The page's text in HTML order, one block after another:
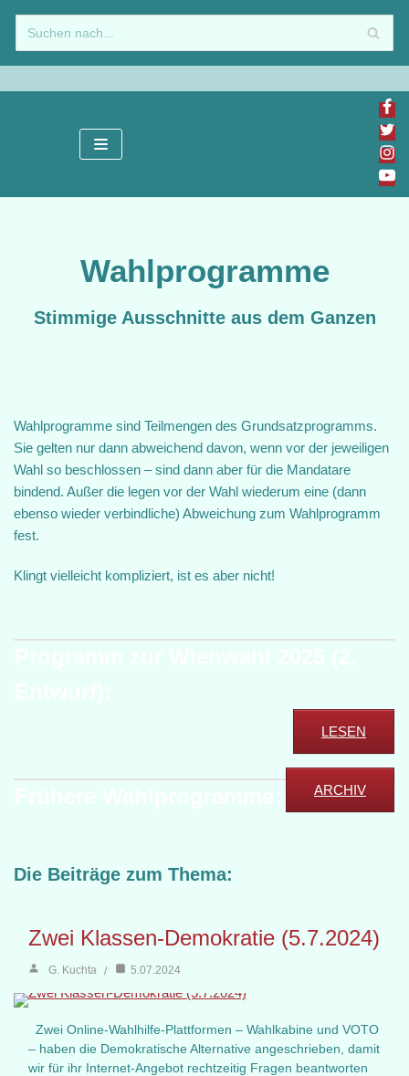
Zum
Inhalt
springen
Wahlprogramme
Stimmige Ausschnitte aus dem Ganzen
Wahlprogramme sind Teilmengen des Grundsatzprogramms.
Sie gelten nur dann abweichend davon, wenn vor der jeweiligen
Wahl so beschlossen – sind dann aber für die Mandatare
bindend. Außer die legen vor der Wahl wiederum eine (dann
ebenso wieder verbindliche) Abweichung zum Wahlprogramm
fest.
Klingt vielleicht kompliziert, ist es aber nicht!
LESEN
ARCHIV
Die Beiträge zum Thema:
Zwei Klassen-Demokratie (5.7.2024)
G. Kuchta 5.07.2024
Zwei Online-Wahlhilfe-Plattformen – Wahlkabine und VOTO
– haben die Demokratische Alternative angeschrieben, damit
wir für ihr Internet-Angebot rechtzeitig Fragen beantworten